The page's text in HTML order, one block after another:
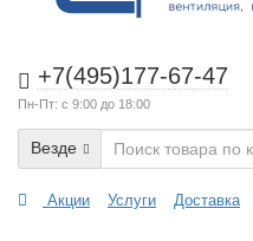
+7(495)177-67-47
Пн-Пт: с 9:00 до 18:00
Везде
Акции Услуги Доставка